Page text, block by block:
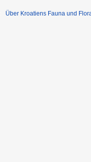
Über Kroatiens Fauna und